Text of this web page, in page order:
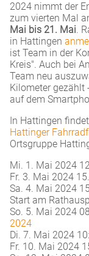
2024 nimmt der
zum vierten Mal
Mai bis 21. Mai.
in Hattingen
ist Team in der
Kreis". Auch bei
Team neu
Kilometer gezählt
auf dem
In Hattingen
Hattinger
Ortsgruppe
Mi. 1. Mai 2024
Fr. 3. Mai 2024
Sa. 4. Mai 2024
Start am
So. 5. Mai 2024
2024
Di. 7. Mai 2024
Fr. 10. Mai 2024